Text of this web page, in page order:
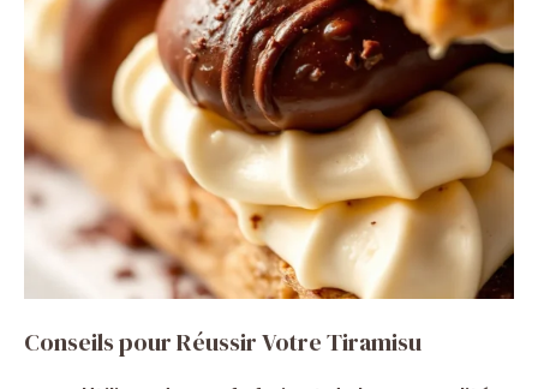
Conseils pour Réussir Votre Tiramisu